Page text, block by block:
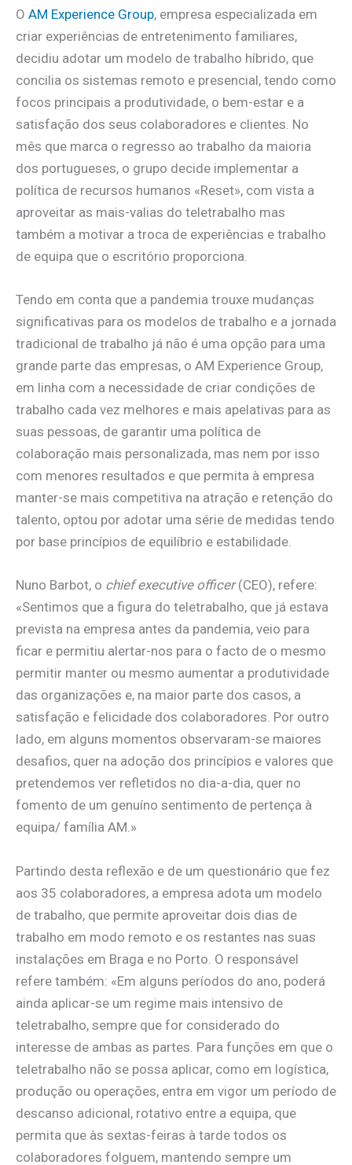
O AM Experience Group, empresa especializada em
criar experiências de entretenimento familiares,
decidiu adotar um modelo de trabalho híbrido, que
concilia os sistemas remoto e presencial, tendo como
focos principais a produtividade, o bem-estar e a
satisfação dos seus colaboradores e clientes. No
mês que marca o regresso ao trabalho da maioria
dos portugueses, o grupo decide implementar a
política de recursos humanos «Reset», com vista a
aproveitar as mais-valias do teletrabalho mas
também a motivar a troca de experiências e trabalho
de equipa que o escritório proporciona.
Tendo em conta que a pandemia trouxe mudanças
significativas para os modelos de trabalho e a jornada
tradicional de trabalho já não é uma opção para uma
grande parte das empresas, o AM Experience Group,
em linha com a necessidade de criar condições de
trabalho cada vez melhores e mais apelativas para as
suas pessoas, de garantir uma política de
colaboração mais personalizada, mas nem por isso
com menores resultados e que permita à empresa
manter-se mais competitiva na atração e retenção do
talento, optou por adotar uma série de medidas tendo
por base princípios de equilíbrio e estabilidade.
Nuno Barbot, o chief executive officer(CEO), refere:
«Sentimos que a figura do teletrabalho, que já estava
prevista na empresa antes da pandemia, veio para
ficar e permitiu alertar-nos para o facto de o mesmo
permitir manter ou mesmo aumentar a produtividade
das organizações e, na maior parte dos casos, a
satisfação e felicidade dos colaboradores. Por outro
lado, em alguns momentos observaram-se maiores
desafios, quer na adoção dos princípios e valores que
pretendemos ver refletidos no dia-a-dia, quer no
fomento de um genuíno sentimento de pertença à
equipa/ família AM.»
Partindo desta reflexão e de um questionário que fez
aos 35 colaboradores, a empresa adota um modelo
de trabalho, que permite aproveitar dois dias de
trabalho em modo remoto e os restantes nas suas
instalações em Braga e no Porto. O responsável
refere também: «Em alguns períodos do ano, poderá
ainda aplicar-se um regime mais intensivo de
teletrabalho, sempre que for considerado do
interesse de ambas as partes. Para funções em que o
teletrabalho não se possa aplicar, como em logística,
produção ou operações, entra em vigor um período de
descanso adicional, rotativo entre a equipa, que
permita que às sextas-feiras à tarde todos os
colaboradores folguem, mantendo sempre um